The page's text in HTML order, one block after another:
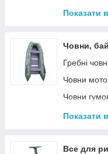
Вольтметры
Показати
Човни,
Гребні
Човни
Човни
Надувні
Тюбінг
Показати
Все для